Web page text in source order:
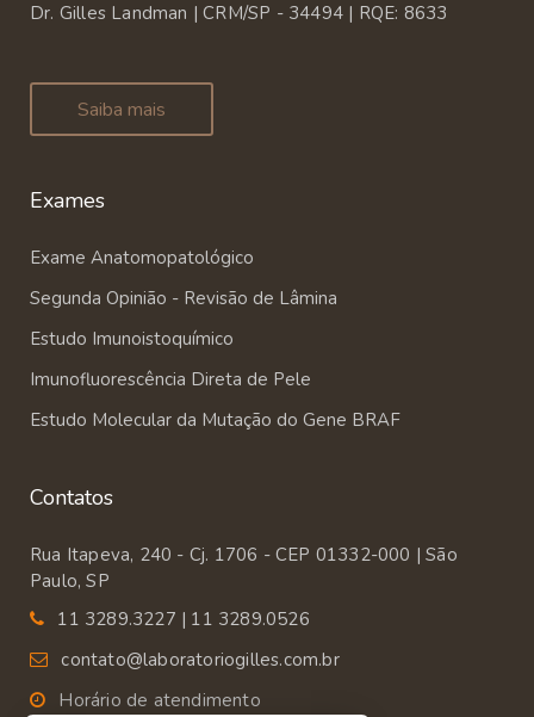
Dr. Gilles Landman | CRM/SP - 34494 | RQE: 8633
Saiba mais
Exames
Exame Anatomopatológico
Segunda Opinião - Revisão de Lâmina
Estudo Imunoistoquímico
Imunofluorescência Direta de Pele
Estudo Molecular da Mutação do Gene BRAF
Contatos
Rua Itapeva, 240 - Cj. 1706 - CEP 01332-000 | São
Paulo, SP
11 3289.3227 | 11 3289.0526
contato@laboratoriogilles.com.br
Horário de atendimento